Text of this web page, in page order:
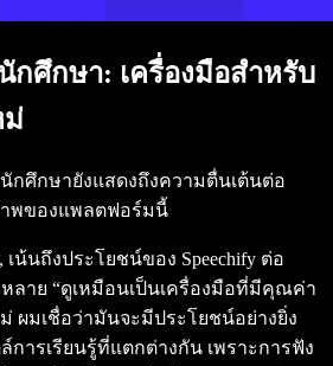
กศึกษา: เครื่องมือสำหรับ
ม่
กศึกษายังแสดงถึงความตื่นเต้นต่อ
พของแพลตฟอร์มนี้
เน้นถึงประโยชน์ของ Speechify ต่อ
ลาย “ดูเหมือนเป็นเครื่องมือที่มีคุณค่า
ผมเชื่อว่ามันจะมีประโยชน์อย่างยิ่ง
ารเรียนรู้ที่แตกต่างกัน เพราะการฟัง